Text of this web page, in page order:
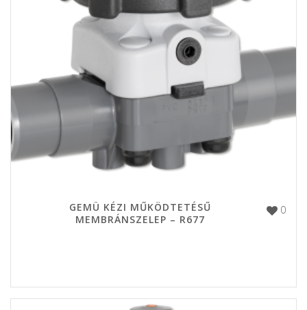
0
GEMÜ KÉZI MŰKÖDTETÉSŰ
MEMBRÁNSZELEP – R677